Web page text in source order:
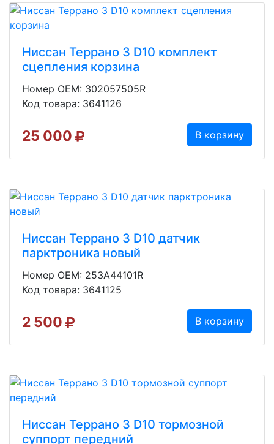
Ниссан Террано 3 D10 комплeкт
сцeпления коpзинa
Номер OEM: 302057505R
Код товара: 3641126
25 000 В корзину
Ниссан Террано 3 D10 датчик
парктроника новый
Номер OEM: 253A44101R
Код товара: 3641125
2 500 В корзину
Ниссан Террано 3 D10 тормозной
суппорт передний